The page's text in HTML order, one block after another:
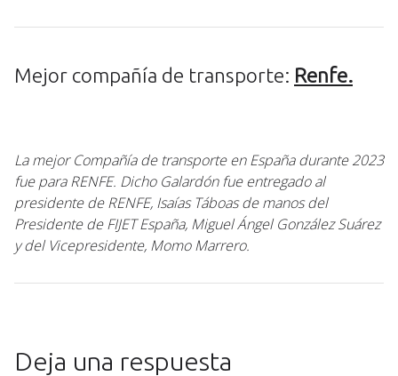
Mejor compañía de transporte: Renfe.
La mejor Compañía de transporte en España durante 2023
fue para RENFE. Dicho Galardón fue entregado al
presidente de RENFE, Isaías Táboas de manos del
Presidente de FIJET España, Miguel Ángel González Suárez
y del Vicepresidente, Momo Marrero.
Deja una respuesta